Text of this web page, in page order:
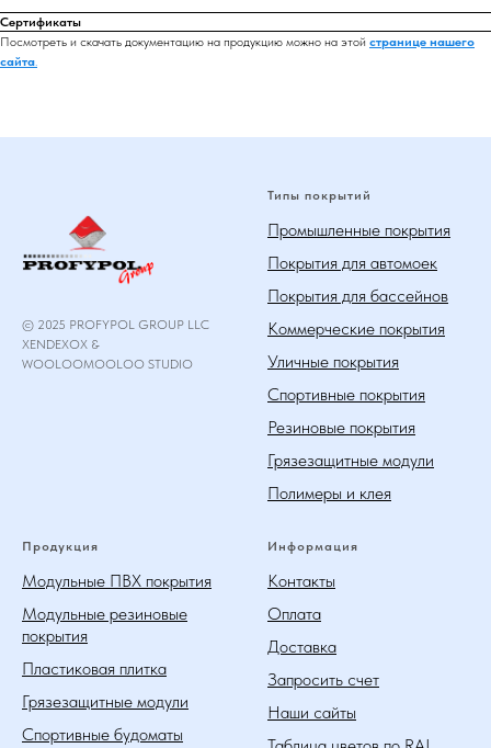
Сертификаты
Посмотреть и скачать документацию на продукцию можно на этой странице нашего
сайта.
© 2025 PROFYPOL GROUP LLC
XENDEXOX &
WOOLOOMOOLOO STUDIO
Типы покрытий
Промышленные покрытия
Покрытия для автомоек
Покрытия для бассейнов
Коммерческие покрытия
Уличные покрытия
Спортивные покрытия
Резиновые покрытия
Грязезащитные модули
Полимеры и клея
Продукция
Модульные ПВХ покрытия
Модульные резиновые
покрытия
Пластиковая плитка
Грязезащитные модули
Спортивные будоматы
Информация
Контакты
Оплата
Доставка
Запросить счет
Наши сайты